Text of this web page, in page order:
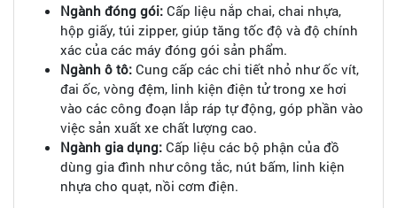
Ngành đóng gói: Cấp liệu nắp chai, chai nhựa,
hộp giấy, túi zipper, giúp tăng tốc độ và độ chính
xác của các máy đóng gói sản phẩm.
Ngành ô tô: Cung cấp các chi tiết nhỏ như ốc vít,
đai ốc, vòng đệm, linh kiện điện tử trong xe hơi
vào các công đoạn lắp ráp tự động, góp phần vào
việc sản xuất xe chất lượng cao.
Ngành gia dụng: Cấp liệu các bộ phận của đồ
dùng gia đình như công tắc, nút bấm, linh kiện
nhựa cho quạt, nồi cơm điện.